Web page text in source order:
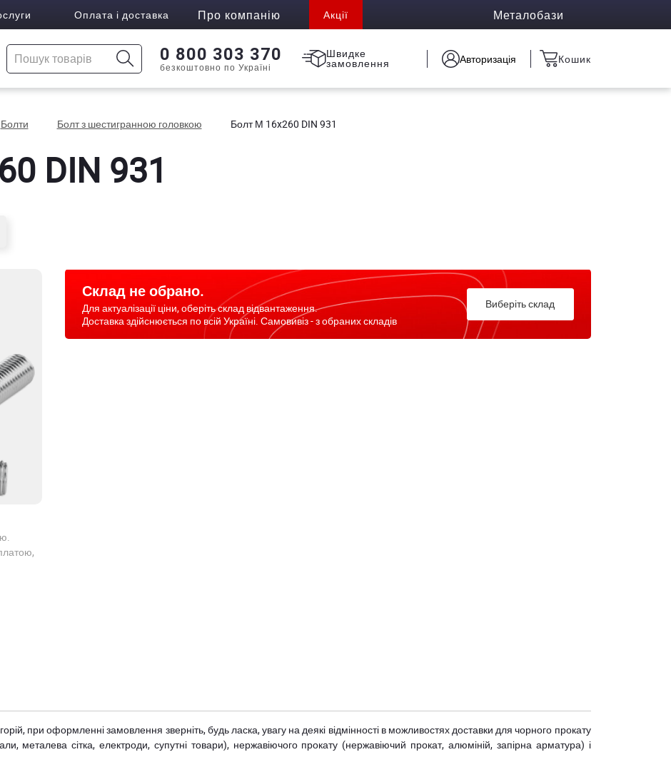
Оплата і доставка Про компанію Акції Металобази
0 800 303 370
безкоштовно по Україні
Швидке
замовлення Авторизація Кошик
Болти Болт з шестигранною головкою Болт М 16x260 DIN 931
DIN 931
Склад не обрано.
Для актуалізації ціни, оберіть склад відвантаження.
Доставка здійснюється по всій Україні. Самовивіз - з обраних складів
Виберіть склад
при оформленні замовлення зверніть, будь ласка, увагу на деякі відмінності в можливостях доставки для чорного прокату
металева сітка, електроди, супутні товари), нержавіючого прокату (нержавіючий прокат, алюміній, запірна арматура) і